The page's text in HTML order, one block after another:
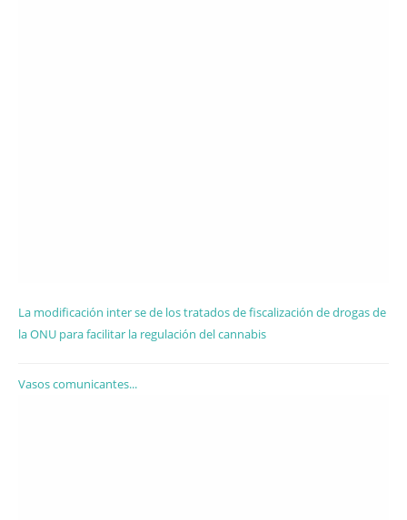
La modificación inter se de los tratados de fiscalización de drogas de
la ONU para facilitar la regulación del cannabis
Vasos comunicantes...